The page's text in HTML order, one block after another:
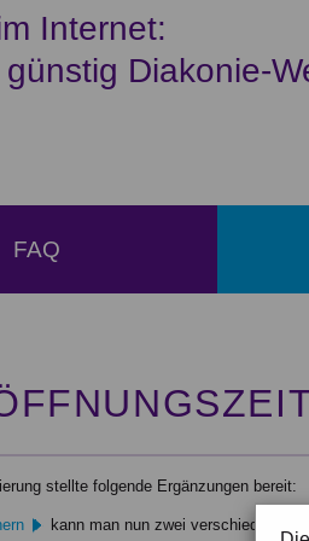
Internet:
Diakonie-
FAQ
stellte folgende Ergänzungen bereit:
kann man nun zwei verschiedene